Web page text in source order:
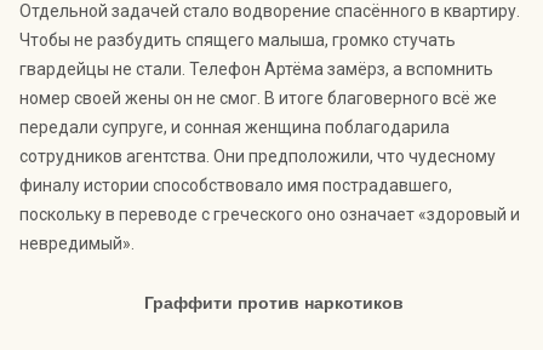
Отдельной задачей стало водворение спасённого в квартиру.
Чтобы не разбудить спящего малыша, громко стучать
гвардейцы не стали. Телефон Артёма замёрз, а вспомнить
номер своей жены он не смог. В итоге благоверного всё же
передали супруге, и сонная женщина поблагодарила
сотрудников агентства. Они предположили, что чудесному
финалу истории способствовало имя пострадавшего,
поскольку в переводе с греческого оно означает «здоровый и
невредимый».
Граффити против наркотиков